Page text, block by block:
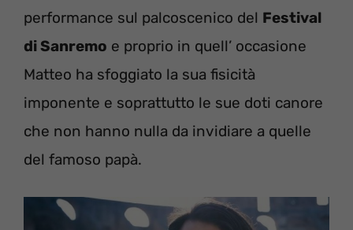
performance sul palcoscenico del Festival
di Sanremo e proprio in quell’ occasione
Matteo ha sfoggiato la sua fisicità
imponente e soprattutto le sue doti canore
che non hanno nulla da invidiare a quelle
del famoso papà.